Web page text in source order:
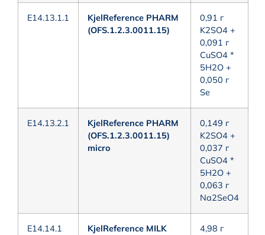
E14.13.1.1
KjelReference PHARM
(OFS.1.2.3.0011.15)
0,91 г
K2SO4 +
0,091 г
CuSO4 *
5H2O +
0,050 г
Se
E14.13.2.1
KjelReference PHARM
(OFS.1.2.3.0011.15)
micro
0,149 г
K2SO4 +
0,037 г
CuSO4 *
5H2O +
0,063 г
Na2SeO4
E14.14.1
KjelReference MILK
4,98 г